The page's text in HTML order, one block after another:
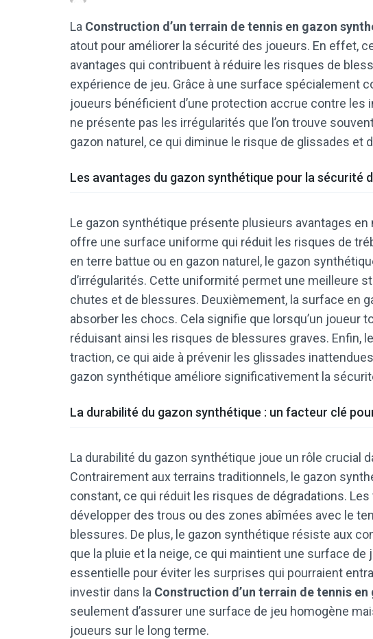
La Construction d’un terrain de tennis en gazon
atout pour améliorer la sécurité des joueurs. En effet,
avantages qui contribuent à réduire les risques de
expérience de jeu. Grâce à une surface spécialement
joueurs bénéficient d’une protection accrue contre les
ne présente pas les irrégularités que l’on trouve
gazon naturel, ce qui diminue le risque de glissades et
Les avantages du gazon synthétique pour la sécurité
Le gazon synthétique présente plusieurs avantages
offre une surface uniforme qui réduit les risques de
en terre battue ou en gazon naturel, le gazon
d’irrégularités. Cette uniformité permet une meilleure
chutes et de blessures. Deuxièmement, la surface en
absorber les chocs. Cela signifie que lorsqu’un joueur
réduisant ainsi les risques de blessures graves. Enfin,
traction, ce qui aide à prévenir les glissades
gazon synthétique améliore significativement la
La durabilité du gazon synthétique : un facteur clé
La durabilité du gazon synthétique joue un rôle crucial
Contrairement aux terrains traditionnels, le gazon
constant, ce qui réduit les risques de dégradations.
développer des trous ou des zones abîmées avec le
blessures. De plus, le gazon synthétique résiste aux
que la pluie et la neige, ce qui maintient une surface
essentielle pour éviter les surprises qui pourraient
investir dans la Construction d’un terrain de tennis
seulement d’assurer une surface de jeu homogène
joueurs sur le long terme.